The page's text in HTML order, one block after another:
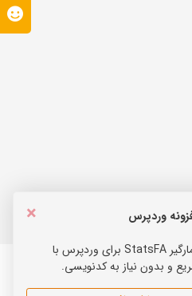
×
وردپرس
افزونه آمارگیر StatsFA برای وردپرس با
و بدون نیاز به کدنویسی.